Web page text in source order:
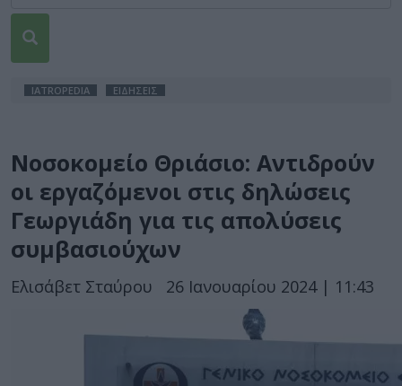
IATROPEDIA ΕΙΔΗΣΕΙΣ
Νοσοκομείο Θριάσιο: Αντιδρούν
οι εργαζόμενοι στις δηλώσεις
Γεωργιάδη για τις απολύσεις
συμβασιούχων
Ελισάβετ Σταύρου 26 Ιανουαρίου 2024 | 11:43